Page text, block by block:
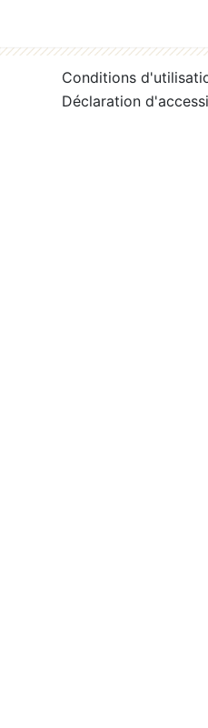
Conditions
Déclaration